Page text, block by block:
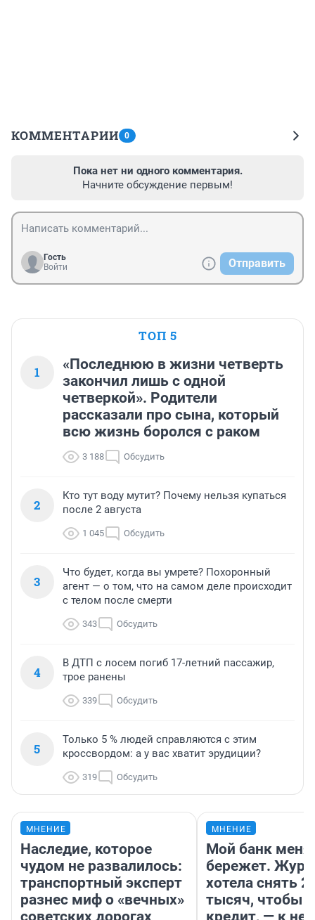
КОММЕНТАРИИ 0
Пока нет ни одного комментария.
Начните обсуждение первым!
Гость
Войти
Отправить
ТОП 5
1
«Последнюю в жизни четверть
закончил лишь с одной
четверкой». Родители
рассказали про сына, который
всю жизнь боролся с раком
3 188 Обсудить
2
Кто тут воду мутит? Почему нельзя купаться
после 2 августа
1 045 Обсудить
3
Что будет, когда вы умрете? Похоронный
агент — о том, что на самом деле происходит
с телом после смерти
343 Обсудить
4
В ДТП с лосем погиб 17-летний пассажир,
трое ранены
339 Обсудить
5
Только 5 % людей справляются с этим
кроссвордом: а у вас хватит эрудиции?
319 Обсудить
МНЕНИЕ
Наследие, которое
чудом не развалилось:
транспортный эксперт
разнес миф о «вечных»
МНЕНИЕ
Мой банк меня
бережет.
хотела снять
тысяч, чтобы